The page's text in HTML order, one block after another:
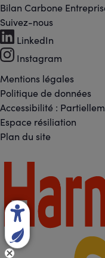
Bilan Carbone
Footer
-
Réseaux
sociaux
Suivez-nous
LinkedIn
Instagram
Footer
-
Liens
légaux
Mentions légales
Politique de données
Accessibilité :
Espace résiliation
Plan du site
Footer
-